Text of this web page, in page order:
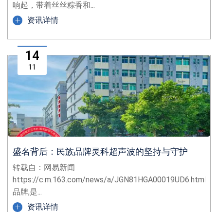
响起，带着丝丝粽香和...
资讯详情
14
11
盛名背后：民族品牌灵科超声波的坚持与守护
转载自：网易新闻
https://c.m.163.com/news/a/JGN81HGA00019UD6.html
品牌,是...
资讯详情